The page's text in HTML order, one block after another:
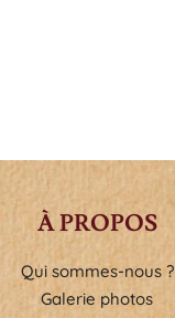
À PROPOS
Qui sommes-nous ?
Galerie photos